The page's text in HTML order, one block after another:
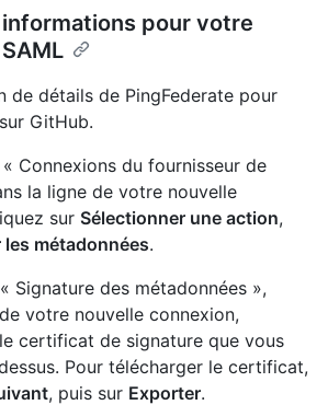
pour votre
de détails de PingFederate pour
GitHub.
Connexions du fournisseur de
la ligne de votre nouvelle
sur Sélectionner une action,
les métadonnées.
Signature des métadonnées »,
votre nouvelle connexion,
certificat de signature que vous
Pour télécharger le certificat,
, puis sur Exporter.